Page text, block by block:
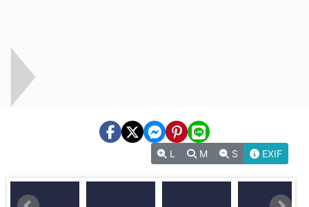
L M S EXIF